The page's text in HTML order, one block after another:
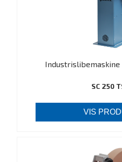
Industrislibemaskine
SC 250
VIS